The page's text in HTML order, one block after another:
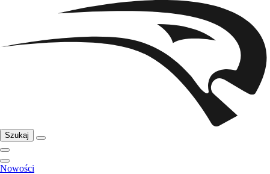
Szukaj
Nowości